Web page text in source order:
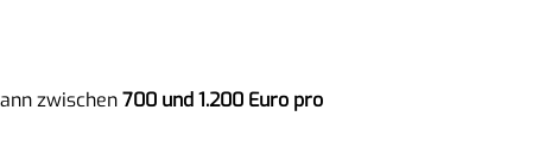
zwischen700 und 1.200 Euro pro